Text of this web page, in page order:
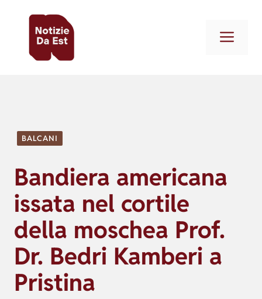
contenuto
BALCANI
Bandiera americana
issata nel cortile
della moschea Prof.
Dr. Bedri Kamberi a
Pristina